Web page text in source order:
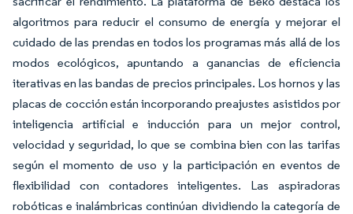
algoritmos para reducir el consumo de energía y mejorar el
cuidado de las prendas en todos los programas más allá de los
modos ecológicos, apuntando a ganancias de eficiencia
iterativas en las bandas de precios principales. Los hornos y las
placas de cocción están incorporando preajustes asistidos por
inteligencia artificial e inducción para un mejor control,
velocidad y seguridad, lo que se combina bien con las tarifas
según el momento de uso y la participación en eventos de
flexibilidad con contadores inteligentes. Las aspiradoras
robóticas e inalámbricas continúan dividiendo la categoría de